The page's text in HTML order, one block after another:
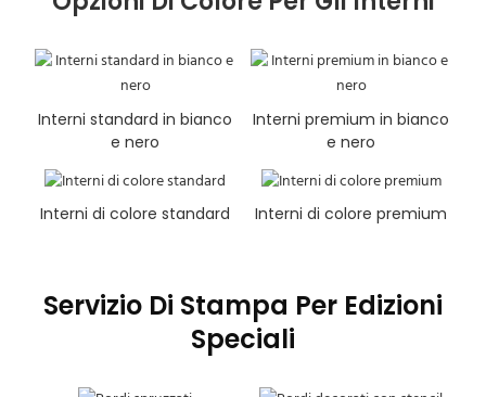
Interni standard in bianco
e nero
Interni premium in bianco
e nero
Interni di colore standard Interni di colore premium
Servizio Di Stampa Per Edizioni
Speciali